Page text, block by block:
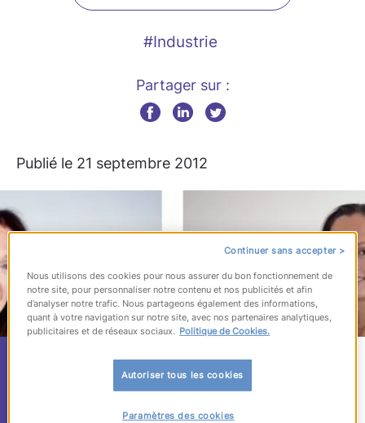
#Industrie
Partager sur :
Publié le 21 septembre 2012
L’industrie, chasse
gardée des hommes ?
Continuer sans accepter >
Nous utilisons des cookies pour nous assurer du bon fonctionnement de
notre site, pour personnaliser notre contenu et nos publicités et afin
d’analyser notre trafic. Nous partageons également des informations,
quant à votre navigation sur notre site, avec nos partenaires analytiques,
publicitaires et de réseaux sociaux. Politique de Cookies.
Autoriser tous les cookies
Paramètres des cookies